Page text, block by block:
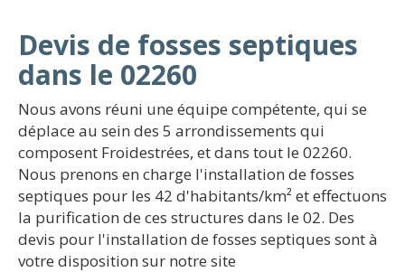
Devis de fosses septiques
dans le 02260
Nous avons réuni une équipe compétente, qui se
déplace au sein des 5 arrondissements qui
composent Froidestrées, et dans tout le 02260.
Nous prenons en charge l'installation de fosses
septiques pour les 42 d'habitants/km² et effectuons
la purification de ces structures dans le 02. Des
devis pour l'installation de fosses septiques sont à
votre disposition sur notre site